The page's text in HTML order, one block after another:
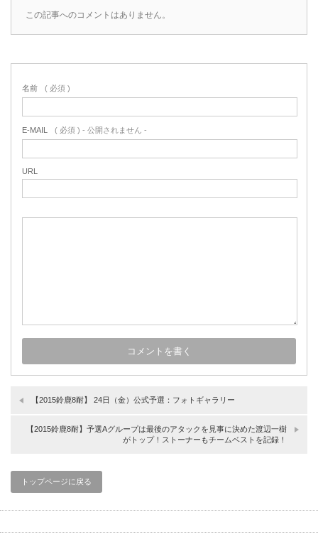
この記事へのコメントはありません。
名前 ( 必須 )
E-MAIL ( 必須 ) - 公開されません -
URL
【2015鈴鹿8耐】 24日（金）公式予選：フォトギャラリー
【2015鈴鹿8耐】予選Aグループは最後のアタックを見事に決めた渡辺一樹
がトップ！ストーナーもチームベストを記録！
トップページに戻る